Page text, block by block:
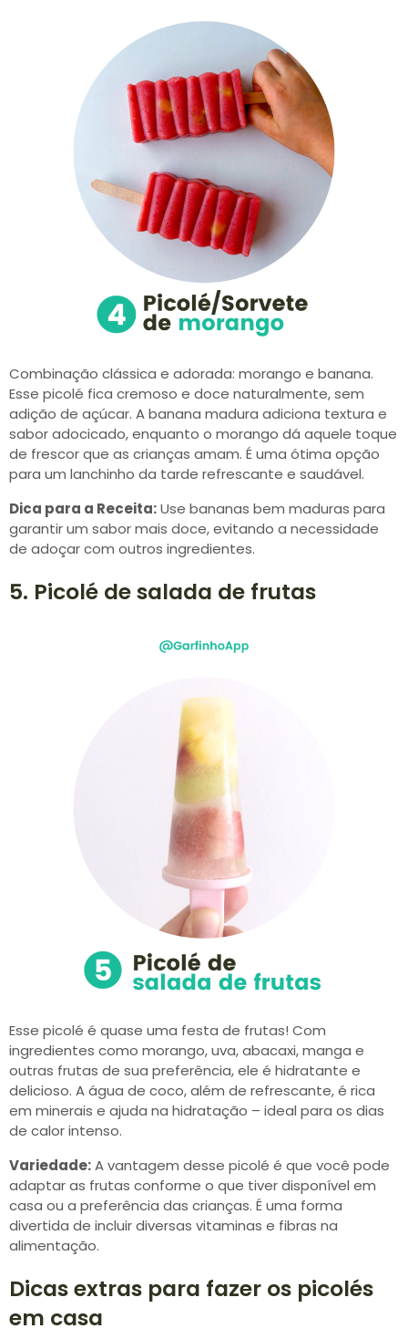
Combinação clássica e adorada: morango e banana.
Esse picolé fica cremoso e doce naturalmente, sem
adição de açúcar. A banana madura adiciona textura e
sabor adocicado, enquanto o morango dá aquele toque
de frescor que as crianças amam. É uma ótima opção
para um lanchinho da tarde refrescante e saudável.
Dica para a Receita:Use bananas bem maduras para
garantir um sabor mais doce, evitando a necessidade
de adoçar com outros ingredientes.
5. Picolé de salada de frutas
Esse picolé é quase uma festa de frutas! Com
ingredientes como morango, uva, abacaxi, manga e
outras frutas de sua preferência, ele é hidratante e
delicioso. A água de coco, além de refrescante, é rica
em minerais e ajuda na hidratação – ideal para os dias
de calor intenso.
Variedade:A vantagem desse picolé é que você pode
adaptar as frutas conforme o que tiver disponível em
casa ou a preferência das crianças. É uma forma
divertida de incluir diversas vitaminas e fibras na
alimentação.
Dicas extras para fazer os picolés
em casa